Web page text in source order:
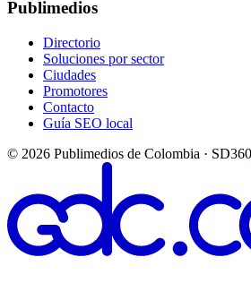
Publimedios
Directorio
Soluciones por sector
Ciudades
Promotores
Contacto
Guía SEO local
© 2026 Publimedios de Colombia ·